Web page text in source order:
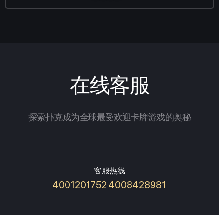
在线客服
探索扑克成为全球最受欢迎卡牌游戏的奥秘
客服热线
4001201752 4008428981